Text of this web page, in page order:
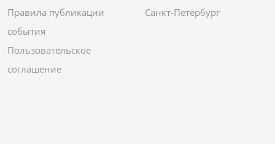
Правила публикации
события
Пользовательское
соглашение
Санкт-Петербург